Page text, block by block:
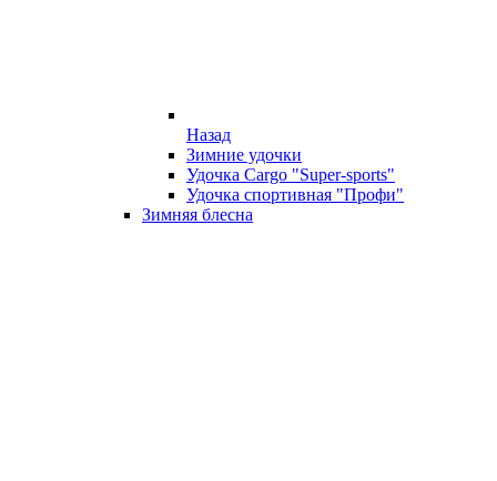
Назад
Зимние удочки
Удочка Cargo "Super-sports"
Удочка спортивная "Профи"
Зимняя блесна